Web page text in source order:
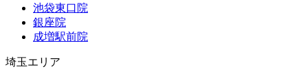
池袋東口院
銀座院
成増駅前院
埼玉エリア